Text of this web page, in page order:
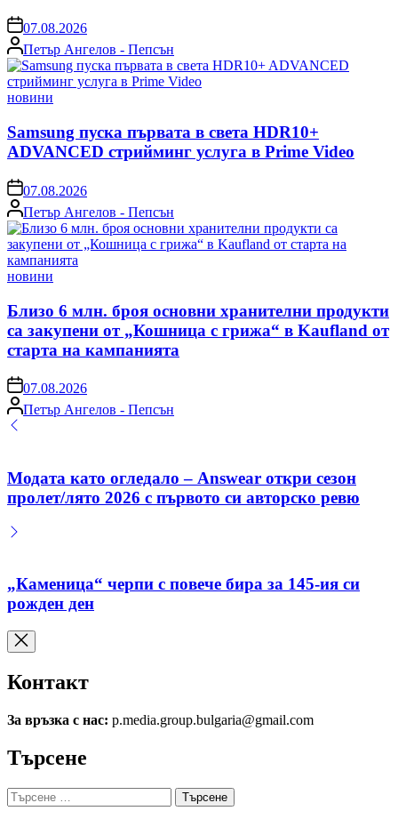
on07.08.2026
Posted
by
Петър Ангелов - Пепсън
Posted
новини
Samsung пуска първата в света HDR10+
ADVANCED стрийминг услуга в Prime Video
on07.08.2026
Posted
by
Петър Ангелов - Пепсън
Posted
новини
Близо 6 млн. броя основни хранителни продукти
са закупени от „Кошница с грижа“ в Kaufland от
старта на кампанията
on07.08.2026
Posted
by
Петър Ангелов - Пепсън
Модата като огледало – Answear откри сезон
пролет/лято 2026 с първото си авторско ревю
„Каменица“ черпи с повече бира за 145-ия си
рожден ден
Контакт
За връзка с нас: p.media.group.bulgaria@gmail.com
Търсене
Търсене
за: